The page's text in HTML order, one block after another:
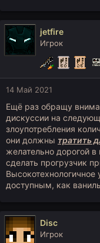
jetfire
Игрок
14 Май 2021
Ещё раз обращу
дискуссии на
злоупотребления
они должны тратить
желательно дорогой
сделать прогрузчик
доступным, как
Disc
Игрок